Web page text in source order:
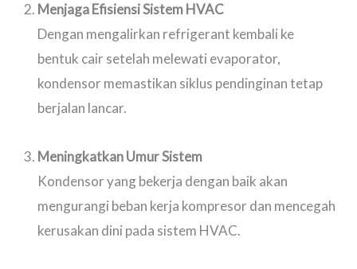
Menjaga Efisiensi Sistem HVAC
Dengan mengalirkan refrigerant kembali ke
bentuk cair setelah melewati evaporator,
kondensor memastikan siklus pendinginan tetap
berjalan lancar.
Meningkatkan Umur Sistem
Kondensor yang bekerja dengan baik akan
mengurangi beban kerja kompresor dan mencegah
kerusakan dini pada sistem HVAC.